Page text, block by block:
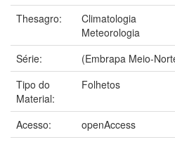
Thesagro:
Climatologia
Meteorologia
Série:
(Embrapa Meio-
Tipo do
Material:
Folhetos
Acesso:
openAccess